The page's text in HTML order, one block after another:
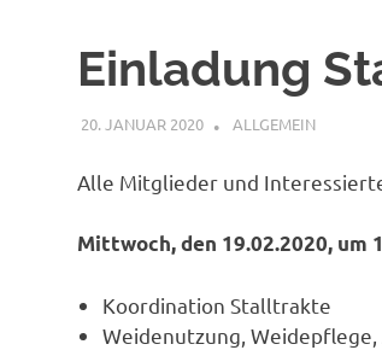
Einladung
20. JANUAR 2020 LARA KLEUTER
ALLGEMEIN
Alle Mitglieder und
Mittwoch, den 19.02.2020, um
Koordination Stalltrakte
Weidenutzung,